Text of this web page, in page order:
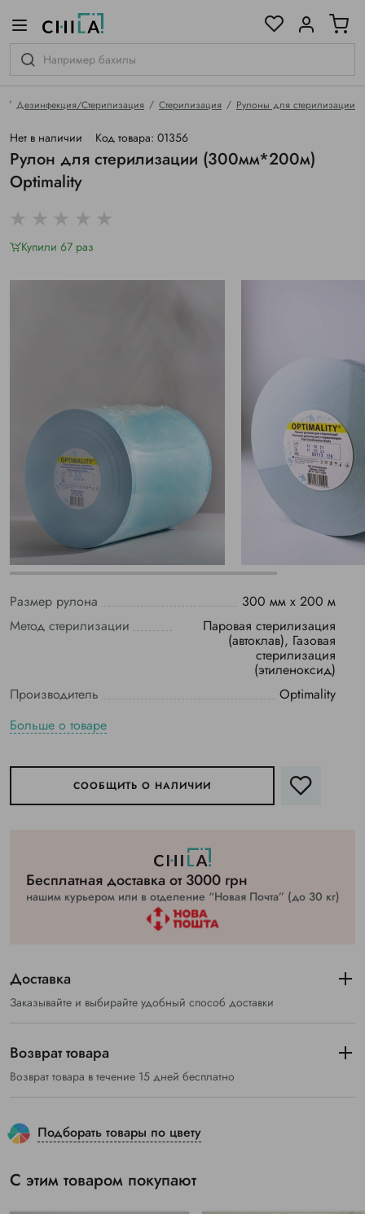
Дезинфекция/Стерилизация Стерилизация Рулоны для стерилизации
Нет в наличии Код товара: 01356
Рулон для стерилизации (300мм*200м)
Optimality
Купили 67 раз
Размер рулона
300 мм х 200 м
Метод стерилизации
Паровая стерилизация
(автоклав), Газовая
стерилизация
(этиленоксид)
Производитель
Optimality
Больше о товаре
СООБЩИТЬ О НАЛИЧИИ
Бесплатная доставка от 3000 грн
нашим курьером или в отделение “Новая Почта” (до 30 кг)
Доставка
Заказывайте и выбирайте удобный способ доставки
Возврат товара
Возврат товара в течение 15 дней бесплатно
Подборать товары по цвету
С этим товаром покупают
гамме